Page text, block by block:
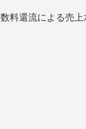
料還流による売